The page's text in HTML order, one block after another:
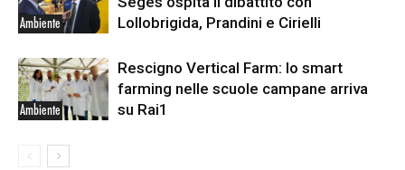
Ambiente
Lollobrigida, Prandini e Cirielli
Ambiente
Rescigno Vertical Farm: lo smart
farming nelle scuole campane arriva
su Rai1